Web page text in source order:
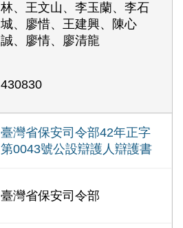
林、王文山、李玉蘭、李石
城、廖惜、王建興、陳心
誠、廖情、廖清龍
430830
臺灣省保安司令部42年正字
第0043號公設辯護人辯護書
臺灣省保安司令部